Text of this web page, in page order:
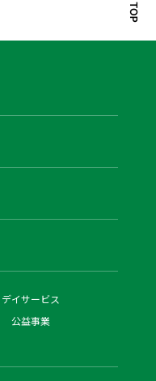
デイサービス
公益事業